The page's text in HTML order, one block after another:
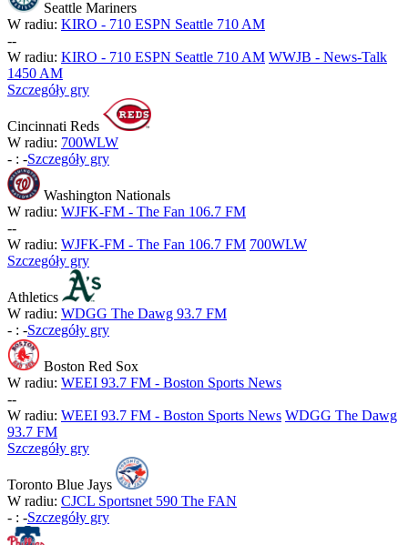
Seattle Mariners
W radiu: KIRO - 710 ESPN Seattle 710 AM
--
W radiu: KIRO - 710 ESPN Seattle 710 AM WWJB - News-Talk
1450 AM
Szczegóły gry
Cincinnati Reds
W radiu: 700WLW
- : -Szczegóły gry
Washington Nationals
W radiu: WJFK-FM - The Fan 106.7 FM
--
W radiu: WJFK-FM - The Fan 106.7 FM 700WLW
Szczegóły gry
Athletics
W radiu: WDGG The Dawg 93.7 FM
- : -Szczegóły gry
Boston Red Sox
W radiu: WEEI 93.7 FM - Boston Sports News
--
W radiu: WEEI 93.7 FM - Boston Sports News WDGG The Dawg
93.7 FM
Szczegóły gry
Toronto Blue Jays
W radiu: CJCL Sportsnet 590 The FAN
- : -Szczegóły gry